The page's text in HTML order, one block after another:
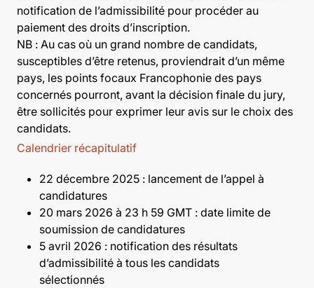
notification de l’admissibilité pour procéder au
paiement des droits d’inscription.
NB : Au cas où un grand nombre de candidats,
susceptibles d’être retenus, proviendrait d’un même
pays, les points focaux Francophonie des pays
concernés pourront, avant la décision finale du jury,
être sollicités pour exprimer leur avis sur le choix des
candidats.
Calendrier récapitulatif
22 décembre 2025 : lancement de l’appel à
candidatures
20 mars 2026 à 23 h 59 GMT : date limite de
soumission de candidatures
5 avril 2026 : notification des résultats
d’admissibilité à tous les candidats
sélectionnés